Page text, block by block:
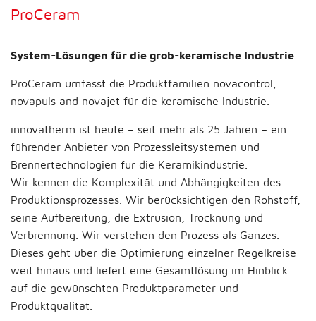
ProCeram
System-Lösungen für die grob-keramische Industrie
ProCeram umfasst die Produktfamilien novacontrol,
novapuls and novajet für die keramische Industrie.
innovatherm ist heute – seit mehr als 25 Jahren – ein
führender Anbieter von Prozessleitsystemen und
Brennertechnologien für die Keramikindustrie.
Wir kennen die Komplexität und Abhängigkeiten des
Produktionsprozesses. Wir berücksichtigen den Rohstoff,
seine Aufbereitung, die Extrusion, Trocknung und
Verbrennung. Wir verstehen den Prozess als Ganzes.
Dieses geht über die Optimierung einzelner Regelkreise
weit hinaus und liefert eine Gesamtlösung im Hinblick
auf die gewünschten Produktparameter und
Produktqualität.